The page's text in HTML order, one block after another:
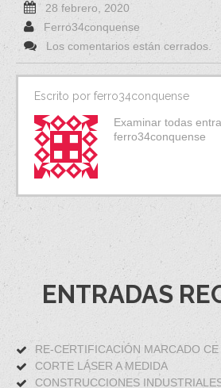
28 febrero, 2020
Ferro34conquense
Los comentarios están cerrados.
Escrito por ferro34conquense
Examinar todas
ferro34conquense
ENTRADAS
RE-CERTIFICACIÓN MARCADO
CORTE LÁSER A MEDIDA
CONSTRUCCIONES